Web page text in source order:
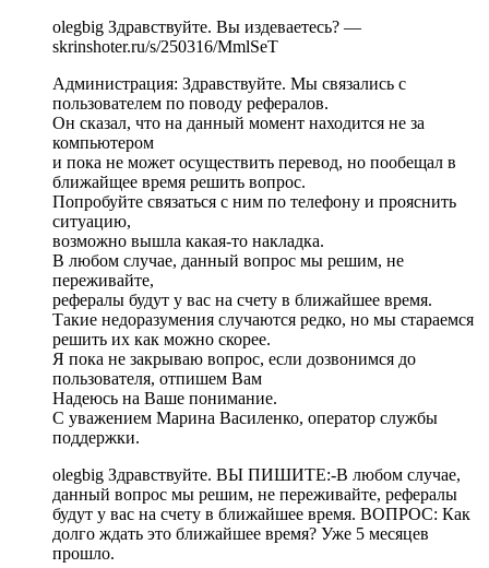
olegbig Здравствуйте. Вы издеваетесь? —
skrinshoter.ru/s/250316/MmlSeT
Администрация: Здравствуйте. Мы связались с
пользователем по поводу рефералов.
Он сказал, что на данный момент находится не за
компьютером
и пока не может осуществить перевод, но пообещал в
ближайщее время решить вопрос.
Попробуйте связаться с ним по телефону и прояснить
ситуацию,
возможно вышла какая-то накладка.
В любом случае, данный вопрос мы решим, не
переживайте,
рефералы будут у вас на счету в ближайшее время.
Такие недоразумения случаются редко, но мы стараемся
решить их как можно скорее.
Я пока не закрываю вопрос, если дозвонимся до
пользователя, отпишем Вам
Надеюсь на Ваше понимание.
С уважением Марина Василенко, оператор службы
поддержки.
olegbig Здравствуйте. ВЫ ПИШИТЕ:-В любом случае,
данный вопрос мы решим, не переживайте, рефералы
будут у вас на счету в ближайшее время. ВОПРОС: Как
долго ждать это ближайшее время? Уже 5 месяцев
прошло.